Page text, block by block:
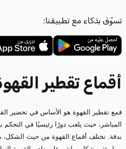
تسوّق بذكاء مع تطبيقنا:
أقماع تقطير
قمع تقطير القهوة هو الأساس في تحضير
المباشر، حيث يلعب دورًا رئيسيًا في التحكم
بدقة. تختلف أقماع القهوة من حيث الشكل،